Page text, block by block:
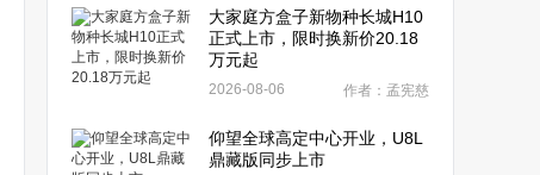
大家庭方盒子新物种长城H10
正式上市，限时换新价20.18
万元起
2026-08-06 作者：孟宪慈
仰望全球高定中心开业，U8L
鼎藏版同步上市